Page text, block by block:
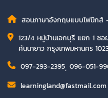
สอนภาษาอังกฤษแบบโฟนิกส์
123/4 หมู่บ้านเอกบุรี แยก 1 ซอ
คันนายาว กรุงเทพมหานคร
097-293-2395, 096-051-
learningland@fastmail.com